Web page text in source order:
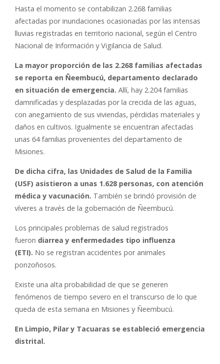
Hasta el momento se contabilizan 2.268 familias
afectadas por inundaciones ocasionadas por las intensas
lluvias registradas en territorio nacional, según el Centro
Nacional de Información y Vigilancia de Salud.
La mayor proporción de las 2.268 familias afectadas
se reporta en Ñeembucú, departamento declarado
en situación de emergencia. Allí, hay 2.204 familias
damnificadas y desplazadas por la crecida de las aguas,
con anegamiento de sus viviendas, pérdidas materiales y
daños en cultivos. Igualmente se encuentran afectadas
unas 64 familias provenientes del departamento de
Misiones.
De dicha cifra, las Unidades de Salud de la Familia
(USF) asistieron a unas 1.628 personas, con atención
médica y vacunación. También se brindó provisión de
víveres a través de la gobernación de Ñeembucú.
Los principales problemas de salud registrados
fueron diarrea y enfermedades tipo influenza
(ETI). No se registran accidentes por animales
ponzoñosos.
Existe una alta probabilidad de que se generen
fenómenos de tiempo severo en el transcurso de lo que
queda de esta semana en Misiones y Ñeembucú.
En Limpio, Pilar y Tacuaras se estableció emergencia
distrital.